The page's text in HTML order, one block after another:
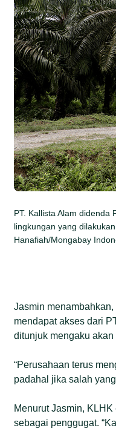
PT. Kallista Alam didenda
lingkungan yang
Hanafiah/Mongabay
Jasmin
mendapat akses dari
ditunjuk mengaku akan
“Perusahaan terus
padahal jika salah
Menurut Jasmin,
sebagai penggugat.